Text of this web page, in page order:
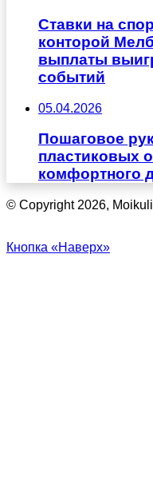
Ставки на
конторой
выплаты
событий
05.04.2026
Пошаговое
пластиковых
комфортного
© Copyright 2026,
Кнопка «Наверх»